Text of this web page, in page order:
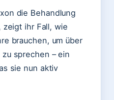
die Behandlung
ihr Fall, wie
brauchen, um über
sprechen – ein
sie nun aktiv